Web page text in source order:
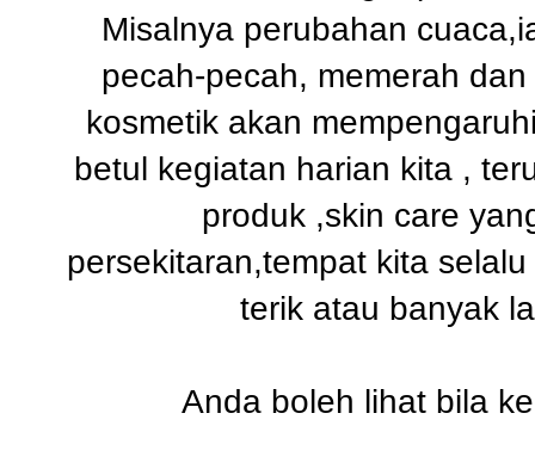
Misalnya perubahan
pecah-pecah, memerah
kosmetik akan
betul kegiatan harian kita ,
produk ,skin care
persekitaran,tempat kita
terik atau banyak
Anda boleh lihat bila